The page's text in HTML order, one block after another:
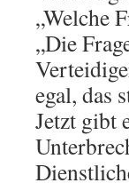
„Welche
„Die
egal, das
Jetzt gibt